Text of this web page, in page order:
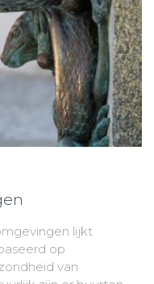
lijkt
op
van